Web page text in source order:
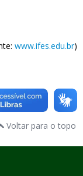
www.ifes.edu.br)
Voltar para o topo